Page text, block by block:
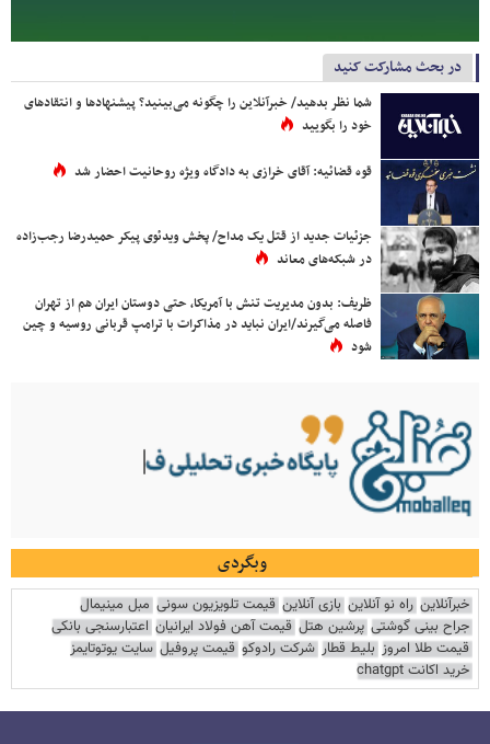
در بحث مشارکت کنید
شما نظر بدهید/ خبرآنلاین را چگونه می‌بینید؟ پیشنهادها و انتقادهای
خود را بگویید
قوه قضائیه: آقای خرازی به دادگاه ویژه روحانیت احضار شد
جزئیات جدید از قتل یک مداح/ پخش ویدئوی پیکر حمیدرضا رجب‌زاده
در شبکه‌های معاند
ظریف: بدون مدیریت تنش با آمریکا، حتی دوستان ایران هم از تهران
فاصله می‌گیرند/ایران نباید در مذاکرات با ترامپ قربانی روسیه و چین
شود
وبگردی
خبرآنلاین راه نو آنلاین بازی آنلاین قیمت تلویزیون سونی مبل مینیمال
جراح بینی گوشتی پرشین هتل قیمت آهن فولاد ایرانیان اعتبارسنجی بانکی
قیمت طلا امروز بلیط قطار شرکت رادوکو قیمت پروفیل سایت یوتوتایمز
خرید اکانت chatgpt